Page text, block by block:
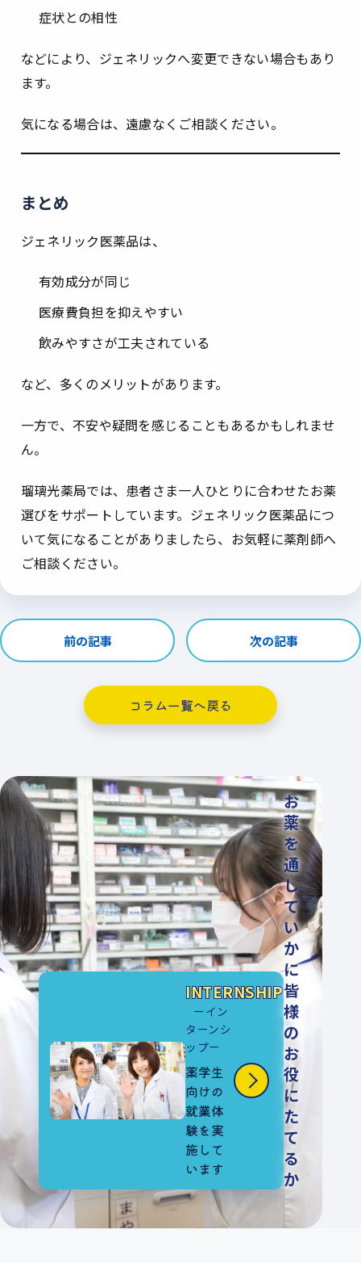
症状との相性
などにより、ジェネリックへ変更できない場合もあり
ます。
気になる場合は、遠慮なくご相談ください。
まとめ
ジェネリック医薬品は、
有効成分が同じ
医療費負担を抑えやすい
飲みやすさが工夫されている
など、多くのメリットがあります。
一方で、不安や疑問を感じることもあるかもしれませ
ん。
瑠璃光薬局では、患者さま一人ひとりに合わせたお薬
選びをサポートしています。ジェネリック医薬品につ
いて気になることがありましたら、お気軽に薬剤師へ
ご相談ください。
前の記事 次の記事
コラム一覧へ戻る
INTERNSHIP
ーイン
ターンシ
ップー
薬学生
向けの
就業体
験を実
施して
います
お
薬
を
通
し
て
い
か
に
皆
様
の
お
役
に
た
て
る
か